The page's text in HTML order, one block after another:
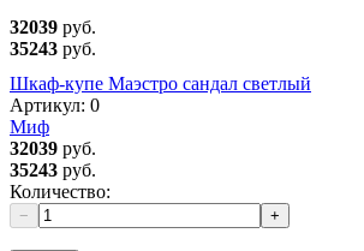
32039 руб.
35243 руб.
Шкаф-купе Маэстро сандал светлый
Артикул: 0
Миф
32039 руб.
35243 руб.
Количество:
− +